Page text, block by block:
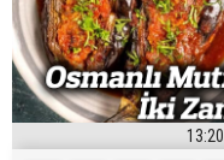
13:20